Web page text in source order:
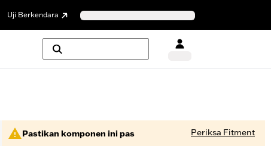
Uji Berkendara
Pastikan komponen ini pas Periksa Fitment